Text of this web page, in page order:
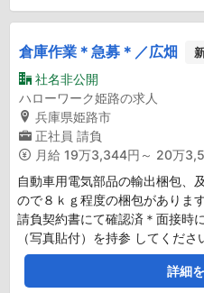
倉庫作業＊急募＊／広畑
社名非公開
ハローワーク姫路の求人
兵庫県姫路市
正社員 請負
月給 19万3,344円～ 20万
自動車用電気部品の輸出梱包、
ので８ｋｇ程度の梱包がありま
請負契約書にて確認済＊面接時
（写真貼付）を持参 してくだ
詳細